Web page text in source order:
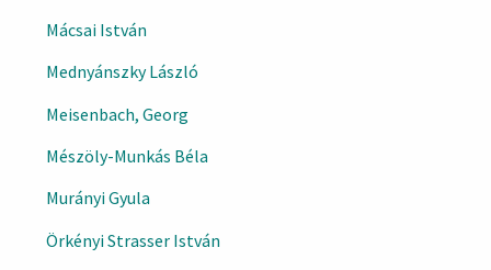
Mácsai István
Mednyánszky László
Meisenbach, Georg
Mészöly-Munkás Béla
Murányi Gyula
Örkényi Strasser István